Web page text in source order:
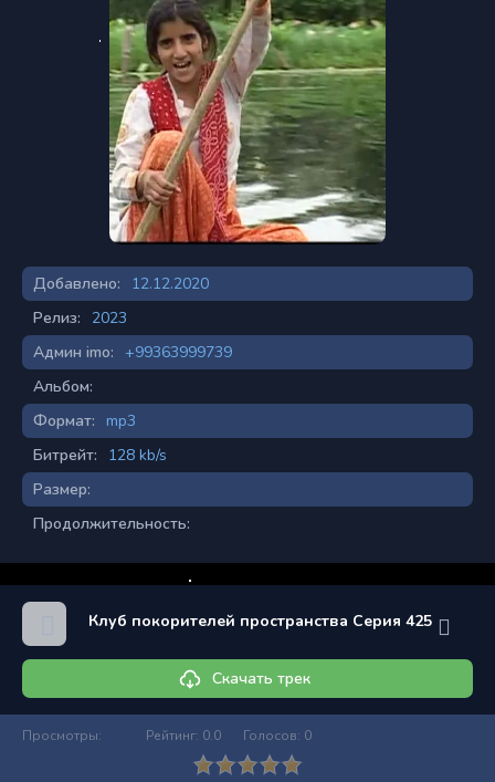
Добавлено:
12.12.2020
Релиз:
2023
Админ imo:
+99363999739
Альбом:
Формат:
mp3
Битрейт:
128 kb/s
Размер:
Продолжительность:
Клуб покорителей пространства Серия 425
Скачать трек
Просмотры: Рейтинг: 0.0 Голосов: 0